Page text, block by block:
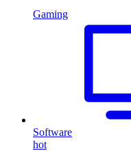
Gaming
Software
hot